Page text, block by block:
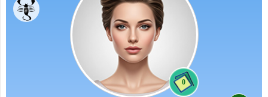
0